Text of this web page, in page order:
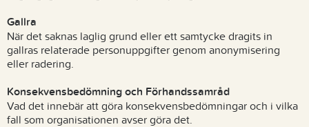
Gallra
När det saknas laglig grund eller ett samtycke dragits in
gallras relaterade personuppgifter genom anonymisering
eller radering.
Konsekvensbedömning och Förhandssamråd
Vad det innebär att göra konsekvensbedömningar och i vilka
fall som organisationen avser göra det.